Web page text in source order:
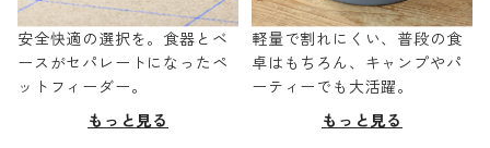
安全快適の選択を。食器とベ
ースがセパレートになったペ
ットフィーダー。
もっと見る
軽量で割れにくい、普段の食
卓はもちろん、キャンプやパ
ーティーでも大活躍。
もっと見る